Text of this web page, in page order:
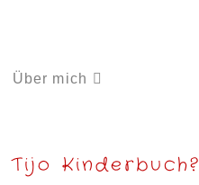
Über mich
Tijo Kinderbuch?